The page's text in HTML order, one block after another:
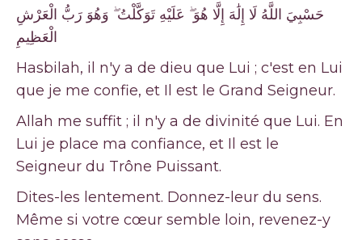
حَسْبِيَ اللَّهُ لَا إِلَٰهَ إِلَّا هُوَ ۖ عَلَيْهِ تَوَكَّلْتُ ۖ وَهُوَ رَبُّ الْعَرْشِ
الْعَظِيمِ
Hasbilah, il n'y a de dieu que Lui ; c'est en Lui
que je me confie, et Il est le Grand Seigneur.
Allah me suffit ; il n'y a de divinité que Lui. En
Lui je place ma confiance, et Il est le
Seigneur du Trône Puissant.
Dites-les lentement. Donnez-leur du sens.
Même si votre cœur semble loin, revenez-y